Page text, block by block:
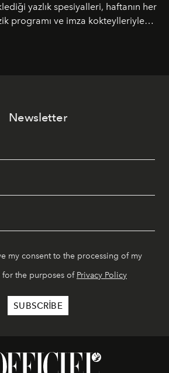
yazlık spesiyalleri, haftanın her
programı ve imza kokteylleriyle
Newsletter
my consent to the processing of my
for the purposes of Privacy Policy